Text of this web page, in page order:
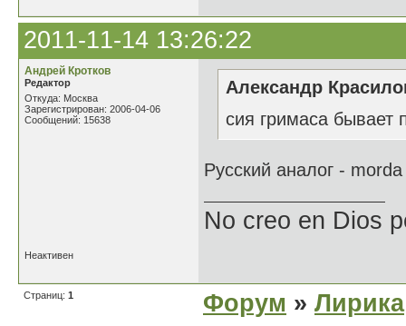
2011-11-14 13:26:22
Андрей Кротков
Редактор
Откуда: Москва
Зарегистрирован: 2006-04-06
Сообщений: 15638
Александр
сия гримаса
Русский аналог -
No creo en Dios
Неактивен
Страниц: 1 Форум » Лирика